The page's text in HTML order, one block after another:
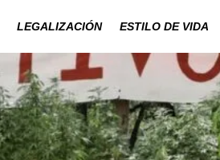
LEGALIZACIÓN ESTILO DE VIDA